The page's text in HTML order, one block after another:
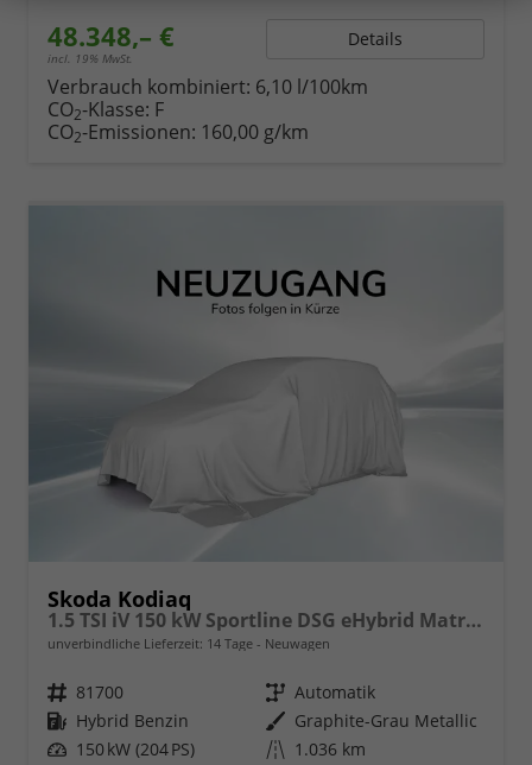
48.348,– €
incl. 19% MwSt.
Details
Verbrauch kombiniert: 6,10 l/100km
CO2-Klasse: F
CO2-Emissionen: 160,00 g/km
Skoda Kodiaq
1.5 TSI iV 150 kW Sportline DSG eHybrid Matrix Travel AHK Canton
unverbindliche Lieferzeit: 14 Tage Neuwagen
Fahrzeugnr. 81700 Getriebe Automatik
Kraftstoff Hybrid Benzin Außenfarbe Graphite-Grau Metallic
Leistung 150 kW (204 PS) Kilometerstand 1.036 km